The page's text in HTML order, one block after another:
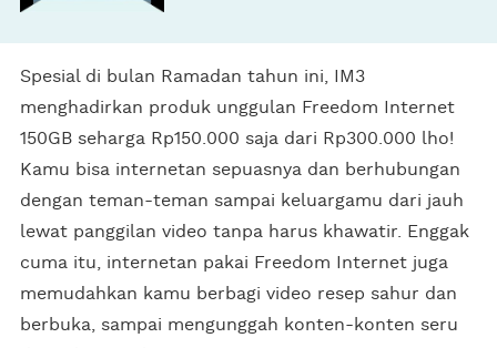
Spesial di bulan Ramadan tahun ini, IM3
menghadirkan produk unggulan Freedom Internet
150GB seharga Rp150.000 saja dari Rp300.000 lho!
Kamu bisa internetan sepuasnya dan berhubungan
dengan teman-teman sampai keluargamu dari jauh
lewat panggilan video tanpa harus khawatir. Enggak
cuma itu, internetan pakai Freedom Internet juga
memudahkan kamu berbagi video resep sahur dan
berbuka, sampai mengunggah konten-konten seru